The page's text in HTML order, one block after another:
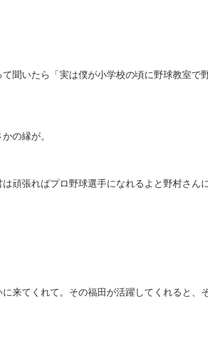
聞いたら「実は僕が小学校の頃に野球教室で
の縁が。
頑張ればプロ野球選手になれるよと野村さん
来てくれて。その福田が活躍してくれると、